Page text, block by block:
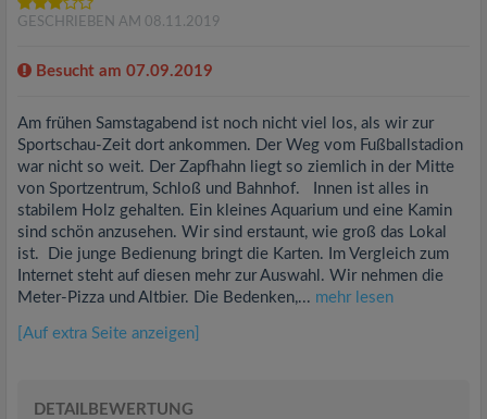
GESCHRIEBEN AM 08.11.2019
Besucht am 07.09.2019
Am frühen Samstagabend ist noch nicht viel los, als wir zur
Sportschau-Zeit dort ankommen. Der Weg vom Fußballstadion
war nicht so weit. Der Zapfhahn liegt so ziemlich in der Mitte
von Sportzentrum, Schloß und Bahnhof. Innen ist alles in
stabilem Holz gehalten. Ein kleines Aquarium und eine Kamin
sind schön anzusehen. Wir sind erstaunt, wie groß das Lokal
ist. Die junge Bedienung bringt die Karten. Im Vergleich zum
Internet steht auf diesen mehr zur Auswahl. Wir nehmen die
Meter-Pizza und Altbier. Die Bedenken,... mehr lesen
[Auf extra Seite anzeigen]
DETAILBEWERTUNG